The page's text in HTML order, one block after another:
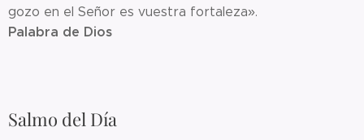
gozo en el Señor es vuestra fortaleza».
Palabra de Dios
Salmo del Día